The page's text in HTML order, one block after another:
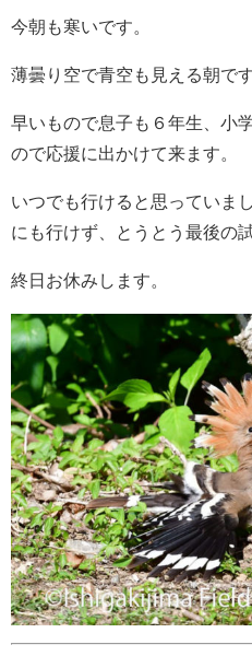
今朝も寒いです。
薄曇り空で青空も見える朝です
早いもので息子も６年生、小
ので応援に出かけて来ます。
いつでも行けると思っていま
にも行けず、とうとう最後の
終日お休みします。